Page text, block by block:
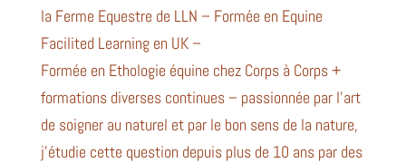
la Ferme Equestre de LLN – Formée en Equine
Facilited Learning en UK –
Formée en Ethologie équine chez Corps à Corps +
formations diverses continues – passionnée par l’art
de soigner au naturel et par le bon sens de la nature,
j’étudie cette question depuis plus de 10 ans par des